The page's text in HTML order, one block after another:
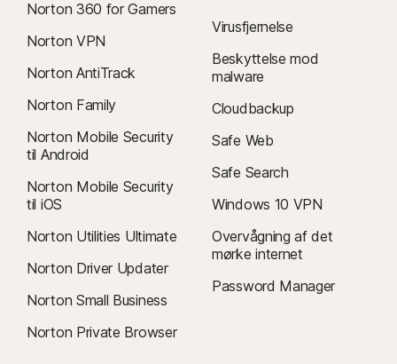
Norton 360 for Gamers
Norton VPN
Norton AntiTrack
Norton Family
Norton Mobile Security
til Android
Norton Mobile Security
til iOS
Norton Utilities Ultimate
Norton Driver Updater
Norton Small Business
Norton Private Browser
Virusfjernelse
Beskyttelse mod
malware
Cloudbackup
Safe Web
Safe Search
Windows 10 VPN
Overvågning af det
mørke internet
Password Manager